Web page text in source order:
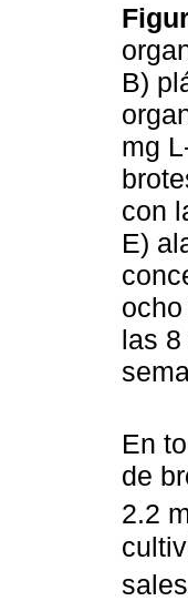
B)
mg
con
E)
las
En
de
2.2